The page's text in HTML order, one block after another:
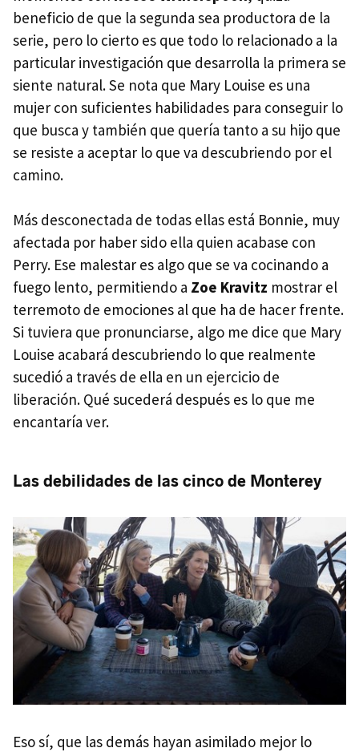
beneficio de que la segunda sea productora de la
serie, pero lo cierto es que todo lo relacionado a la
particular investigación que desarrolla la primera se
siente natural. Se nota que Mary Louise es una
mujer con suficientes habilidades para conseguir lo
que busca y también que quería tanto a su hijo que
se resiste a aceptar lo que va descubriendo por el
camino.
Más desconectada de todas ellas está Bonnie, muy
afectada por haber sido ella quien acabase con
Perry. Ese malestar es algo que se va cocinando a
fuego lento, permitiendo a Zoe Kravitz mostrar el
terremoto de emociones al que ha de hacer frente.
Si tuviera que pronunciarse, algo me dice que Mary
Louise acabará descubriendo lo que realmente
sucedió a través de ella en un ejercicio de
liberación. Qué sucederá después es lo que me
encantaría ver.
Las debilidades de las cinco de Monterey
Eso sí, que las demás hayan asimilado mejor lo